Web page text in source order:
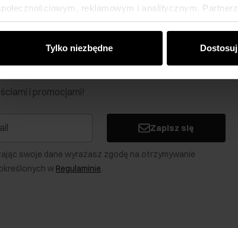
reklamowym i analitycznym.
Ciebie lub uzyskanymi podczas korzystania z ich
Tylko niezbędne
i promocjami!
Zapisz się
swoje dane wyrażasz zgodę na otrzymywanie
w Regulaminie.